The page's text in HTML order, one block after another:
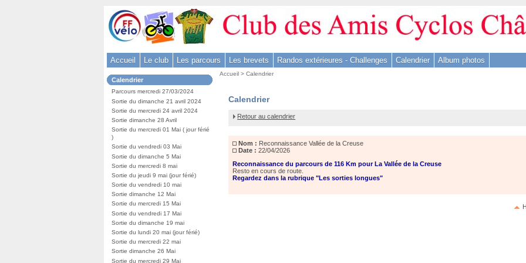
Accueil Le club Les parcours Les brevets Randos extérieures - Challenges Calendrier Album photos
Dans
la
rubrique
:
Calendrier
Parcours mercredi 27/03/2024
Sortie du dimanche 21 avril 2024
Sortie du mercredi 24 avril 2024
Sortie dimanche 28 Avril
Sortie du mercredi 01 Mai ( jour férié
)
Sortie du vendredi 03 Mai
Sortie du dimanche 5 Mai
Sortie du mercredi 8 mai
Sortie du jeudi 9 mai (jour férié)
Sortie du vendredi 10 mai
Sortie dimanche 12 Mai
Sortie du mercredi 15 Mai
Sortie du vendredi 17 Mai
Sortie du dimanche 19 mai
Sortie du lundi 20 mai (jour férié)
Sortie du mercredi 22 mai
Sortie dimanche 26 Mai
Sortie du mercredi 29 Mai
Vous
Accueil >Calendrier
Reconnaissance
de
Creuse
Calendrier
Retour au calendrier
Nom : Reconnaissance Vallée de la Creuse
Date : 22/04/2026
Reconnaissance du parcours de 116 Km pour La Vallée de la Creuse
Resto en cours de route.
Regardez dans la rubrique "Les sorties longues"